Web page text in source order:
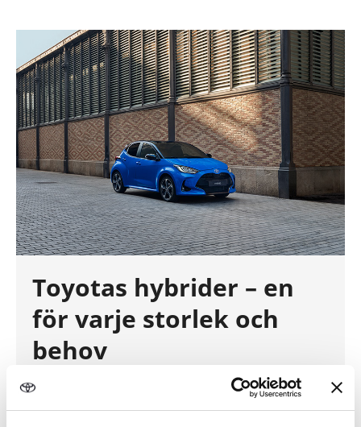
Toyotas hybrider – en
för varje storlek och
behov